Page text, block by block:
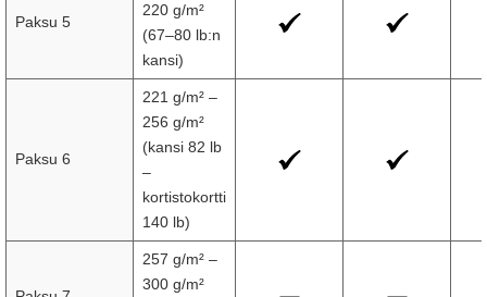
Paksu 5
220 g/m²
(67–80 lb:n
kansi)
Paksu 6
221 g/m² –
256 g/m²
(kansi 82 lb
–
kortistokortti
140 lb)
257 g/m² –
300 g/m²